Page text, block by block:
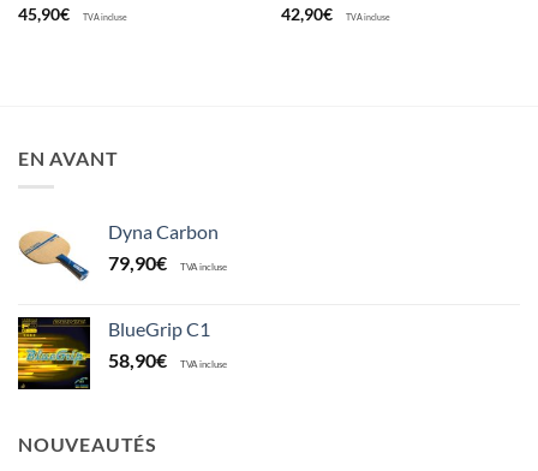
45,90€ TVA incluse
42,90€ TVA incluse
EN AVANT
Dyna Carbon
79,90€ TVA incluse
BlueGrip C1
58,90€ TVA incluse
NOUVEAUTÉS